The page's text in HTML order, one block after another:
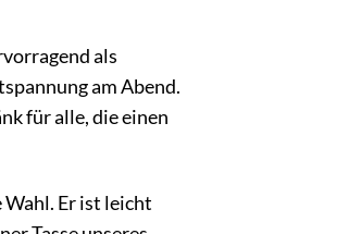
als
am Abend.
für alle, die einen
Wahl. Er ist leicht